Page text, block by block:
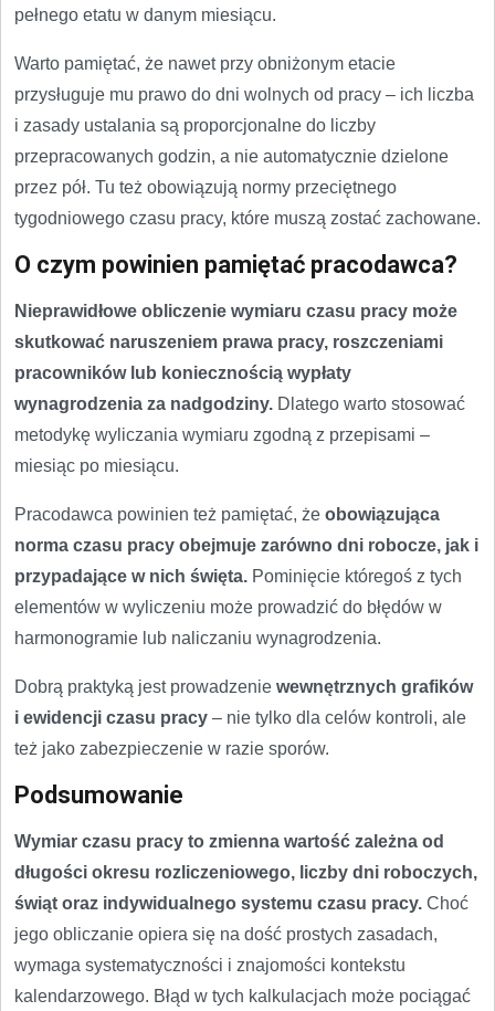
pełnego etatu w danym miesiącu.
Warto pamiętać, że nawet przy obniżonym etacie
przysługuje mu prawo do dni wolnych od pracy – ich liczba
i zasady ustalania są proporcjonalne do liczby
przepracowanych godzin, a nie automatycznie dzielone
przez pół. Tu też obowiązują normy przeciętnego
tygodniowego czasu pracy, które muszą zostać zachowane.
O czym powinien pamiętać pracodawca?
Nieprawidłowe obliczenie wymiaru czasu pracy może
skutkować naruszeniem prawa pracy, roszczeniami
pracowników lub koniecznością wypłaty
wynagrodzenia za nadgodziny. Dlatego warto stosować
metodykę wyliczania wymiaru zgodną z przepisami –
miesiąc po miesiącu.
Pracodawca powinien też pamiętać, że obowiązująca
norma czasu pracy obejmuje zarówno dni robocze, jak i
przypadające w nich święta. Pominięcie któregoś z tych
elementów w wyliczeniu może prowadzić do błędów w
harmonogramie lub naliczaniu wynagrodzenia.
Dobrą praktyką jest prowadzenie wewnętrznych grafików
i ewidencji czasu pracy – nie tylko dla celów kontroli, ale
też jako zabezpieczenie w razie sporów.
Podsumowanie
Wymiar czasu pracy to zmienna wartość zależna od
długości okresu rozliczeniowego, liczby dni roboczych,
świąt oraz indywidualnego systemu czasu pracy. Choć
jego obliczanie opiera się na dość prostych zasadach,
wymaga systematyczności i znajomości kontekstu
kalendarzowego. Błąd w tych kalkulacjach może pociągać